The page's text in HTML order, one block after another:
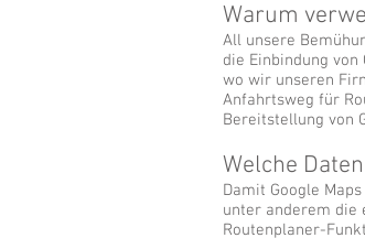
Warum
All unsere
die Einbindung
wo wir unseren
Anfahrtsweg für
Bereitstellung von
Welche
Damit Google
unter anderem die
Routenplaner-